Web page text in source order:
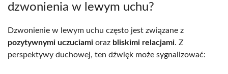
dzwonienia w lewym uchu?
Dzwonienie w lewym uchu często jest związane z
pozytywnymi uczuciami oraz bliskimi relacjami. Z
perspektywy duchowej, ten dźwięk może sygnalizować: